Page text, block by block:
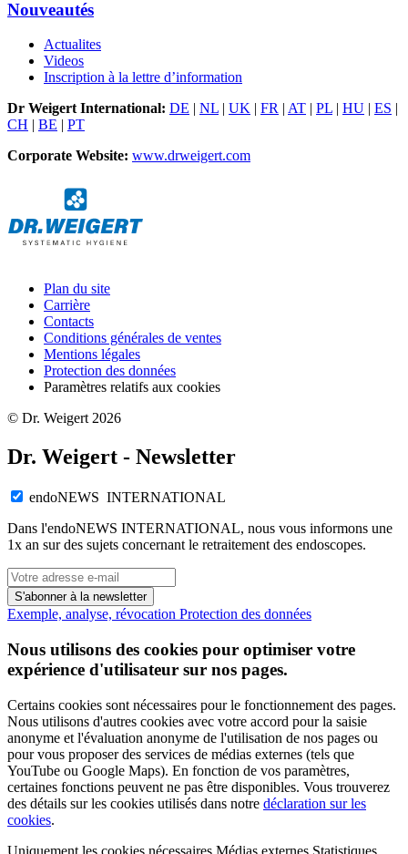
Nouveautés
Actualites
Videos
Inscription à la lettre d’information
Dr Weigert International: DE | NL | UK | FR | AT | PL | HU | ES |
CH | BE | PT
Corporate Website: www.drweigert.com
Plan du site
Carrière
Contacts
Conditions générales de ventes
Mentions légales
Protection des données
Paramètres relatifs aux cookies
© Dr. Weigert 2026
Dr. Weigert - Newsletter
endoNEWS INTERNATIONAL
Dans l'endoNEWS INTERNATIONAL, nous vous informons une
1x an sur des sujets concernant le retraitement des endoscopes.
S'abonner à la newsletter
Exemple, analyse, révocation Protection des données
Nous utilisons des cookies pour optimiser votre
expérience d'utilisateur sur nos pages.
Certains cookies sont nécessaires pour le fonctionnement des pages.
Nous utilisons d'autres cookies avec votre accord pour la saisie
anonyme et l'évaluation anonyme de l'utilisation de nos pages ou
pour vous proposer des services de médias externes (tels que
YouTube ou Google Maps). En fonction de vos paramètres,
certaines fonctions peuvent ne pas être disponibles. Vous trouverez
des détails sur les cookies utilisés dans notre déclaration sur les
cookies.
Uniquement les cookies nécessaires Médias externes Statistiques